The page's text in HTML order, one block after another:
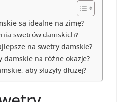
są idealne na zimę?
swetrów damskich?
na swetry damskie?
damskie na różne okazje?
aby służyły dłużej?